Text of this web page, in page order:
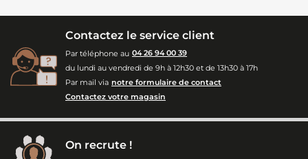
Contactez le service client
Par téléphone au 04 26 94 00 39
du lundi au vendredi de 9h à 12h30 et de 13h30 à 17h
Par mail via notre formulaire de contact
Contactez votre magasin
On recrute !